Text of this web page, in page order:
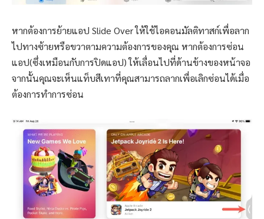
หากต้องการย้ายแอป Slide Over ให้ใช้ไอคอนมัลติทาสก์เพื่อลาก
ไปทางซ้ายหรือขวาตามความต้องการของคุณ หากต้องการซ่อน
แอป(ซึ่งเหมือนกับการปิดแอป) ให้เลื่อนไปที่ด้านข้างของหน้าจอ
จากนั้นคุณจะเห็นแท็บสีเทาที่คุณสามารถลากเพื่อเลิกซ่อนได้เมื่อ
ต้องการทำการซ่อน